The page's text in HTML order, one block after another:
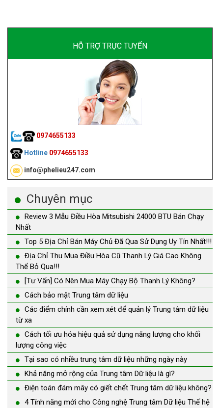
HỖ TRỢ TRỰC TUYẾN
0974655133
Hotline 0974655133
info@phelieu247.com
Chuyên mục
Review 3 Mẫu Điều Hòa Mitsubishi 24000 BTU Bán Chạy
Nhất
Top 5 Địa Chỉ Bán Máy Chủ Đã Qua Sử Dụng Uy Tín Nhất!!!
Địa Chỉ Thu Mua Điều Hòa Cũ Thanh Lý Giá Cao Không
Thể Bỏ Qua!!!
[Tư Vấn] Có Nên Mua Máy Chạy Bộ Thanh Lý Không?
Cách bảo mật Trung tâm dữ liệu
Các điểm chính cần xem xét để quản lý Trung tâm dữ liệu
từ xa
Cách tối ưu hóa hiệu quả sử dụng năng lượng cho khối
lượng công việc
Tại sao có nhiều trung tâm dữ liệu những ngày này
Khả năng mở rộng của Trung tâm Dữ liệu là gì?
Điện toán đám mây có giết chết Trung tâm dữ liệu không?
4 Tính năng mới cho Công nghệ Trung tâm Dữ liệu Thế hệ